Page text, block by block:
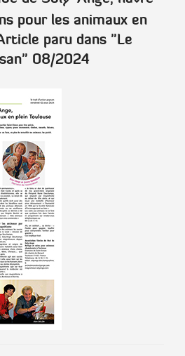
pour les animaux en
paru dans "Le
08/2024